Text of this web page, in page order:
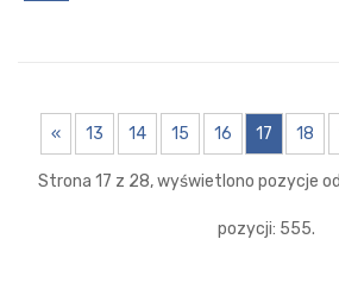
« 13 14 15 16 17 18
Strona 17 z 28, wyświetlono pozycje
pozycji: 555.